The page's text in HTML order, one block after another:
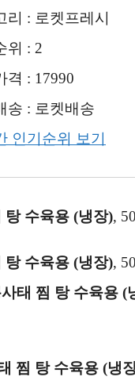
리 : 로켓프레시
위 : 2
격 : 17990
송 : 로켓배송
인기순위 보기
탕 수육용 (냉장),
탕 수육용 (냉장),
태 찜 탕 수육용 (
찜 탕 수육용 (냉